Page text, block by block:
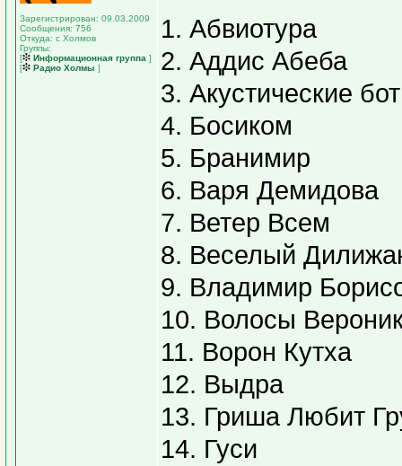
Зарегистрирован: 09.03.2009
Сообщения: 756
Откуда: с Холмов
Группы:
[
Информационная группа ]
[
Радио Холмы ]
1. Абвиотура
2. Аддис Абеба
3. Акустические
4. Босиком
5. Бранимир
6. Варя Демидова
7. Ветер Всем
8. Веселый
9. Владимир
10. Волосы
11. Ворон Кутха
12. Выдра
13. Гриша Любит
14. Гуси